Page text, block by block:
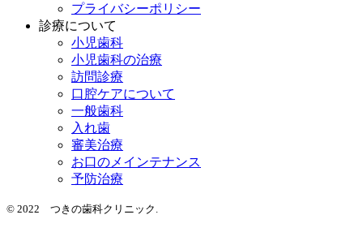
プライバシーポリシー
診療について
小児歯科
小児歯科の治療
訪問診療
口腔ケアについて
一般歯科
入れ歯
審美治療
お口のメインテナンス
予防治療
© 2022 つきの歯科クリニック.